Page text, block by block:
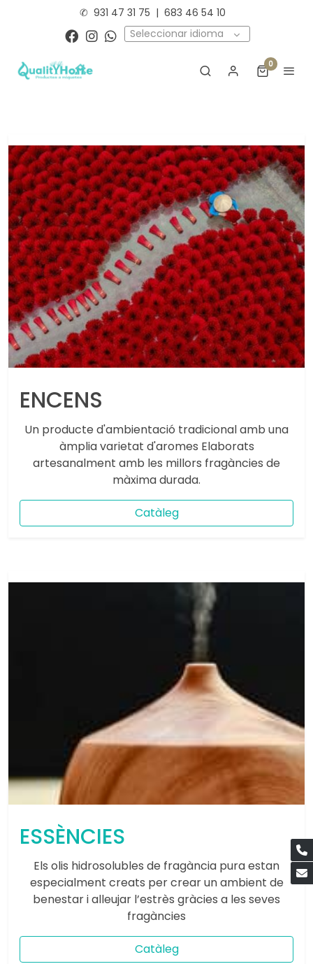
✆ 931 47 31 75 | 683 46 54 10
Seleccionar idioma
0
ENCENS
Un producte d'ambientació tradicional amb una
àmplia varietat d'aromes Elaborats
artesanalment amb les millors fragàncies de
màxima durada.
Catàleg
ESSÈNCIES
Els olis hidrosolubles de fragància pura estan
especialment creats per crear un ambient de
benestar i alleujar l’estrès gràcies a les seves
fragàncies
Catàleg